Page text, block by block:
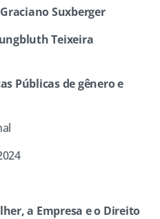
Suxberger
Teixeira
Públicas de gênero e
a Empresa e o Direito